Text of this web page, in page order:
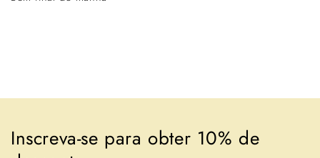
Inscreva-se para obter 10% de